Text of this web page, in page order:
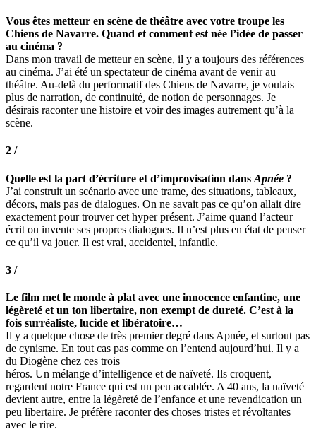
Vous êtes metteur en scène de théâtre avec votre troupe les
Chiens de Navarre. Quand et comment est née l’idée de passer
au cinéma ?
Dans mon travail de metteur en scène, il y a toujours des références
au cinéma. J’ai été un spectateur de cinéma avant de venir au
théâtre. Au-delà du performatif des Chiens de Navarre, je voulais
plus de narration, de continuité, de notion de personnages. Je
désirais raconter une histoire et voir des images autrement qu’à la
scène.
2 /
Quelle est la part d’écriture et d’improvisation dans Apnée ?
J’ai construit un scénario avec une trame, des situations, tableaux,
décors, mais pas de dialogues. On ne savait pas ce qu’on allait dire
exactement pour trouver cet hyper présent. J’aime quand l’acteur
écrit ou invente ses propres dialogues. Il n’est plus en état de penser
ce qu’il va jouer. Il est vrai, accidentel, infantile.
3 /
Le film met le monde à plat avec une innocence enfantine, une
légèreté et un ton libertaire, non exempt de dureté. C’est à la
fois surréaliste, lucide et libératoire…
Il y a quelque chose de très premier degré dans Apnée, et surtout pas
de cynisme. En tout cas pas comme on l’entend aujourd’hui. Il y a
du Diogène chez ces trois
héros. Un mélange d’intelligence et de naïveté. Ils croquent,
regardent notre France qui est un peu accablée. A 40 ans, la naïveté
devient autre, entre la légèreté de l’enfance et une revendication un
peu libertaire. Je préfère raconter des choses tristes et révoltantes
avec le rire.